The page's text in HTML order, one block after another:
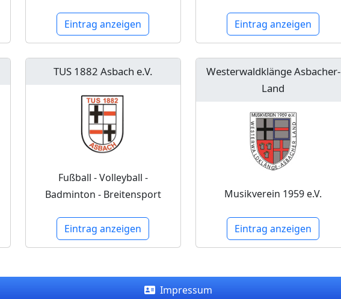
Eintrag anzeigen Eintrag anzeigen
TUS 1882 Asbach e.V.
Fußball - Volleyball -
Badminton - Breitensport
Eintrag anzeigen
Westerwaldklänge Asbacher-
Land
Musikverein 1959 e.V.
Eintrag anzeigen
Impressum